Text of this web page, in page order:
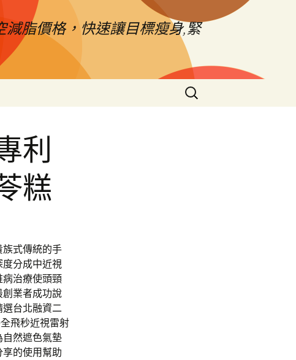
脂價格，快速讓目標瘦身,緊
搜
尋
利
糕
式傳統的手
分成中近視
治療使頭頸
業者成功說
台北融資二
飛秒近視雷射
然遮色氣墊
的使用幫助